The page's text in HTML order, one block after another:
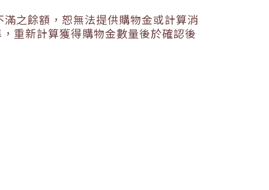
之餘額，恕無法提供購物金或計算消
重新計算獲得購物金數量後於確認後